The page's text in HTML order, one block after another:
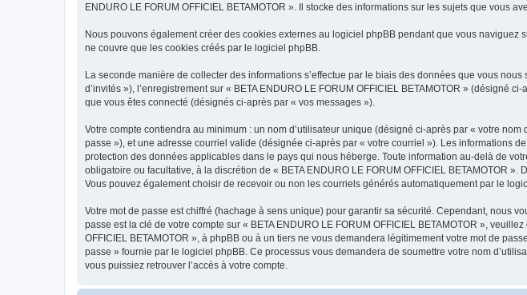
ENDURO LE FORUM OFFICIEL BETAMOTOR ». Il stocke des informations sur les sujets que vous
Nous pouvons également créer des cookies externes au logiciel phpBB pendant que vous naviguez
ne couvre que les cookies créés par le logiciel phpBB.
La seconde manière de collecter des informations s’effectue par le biais des données que vous
d’invités »), l’enregistrement sur « BETA ENDURO LE FORUM OFFICIEL BETAMOTOR »
que vous êtes connecté (désignés ci-après par « vos messages »).
Votre compte contiendra au minimum : un nom d’utilisateur unique (désigné ci-après par « votre
passe »), et une adresse courriel valide (désignée ci-après par « votre courriel »). Les informations
protection des données applicables dans le pays qui nous héberge. Toute information au-delà de
obligatoire ou facultative, à la discrétion de « BETA ENDURO LE FORUM OFFICIEL BETAMOTOR
Vous pouvez également choisir de recevoir ou non les courriels générés automatiquement par le
Votre mot de passe est chiffré (hachage à sens unique) pour garantir sa sécurité. Cependant, nous
passe est la clé de votre compte sur « BETA ENDURO LE FORUM OFFICIEL BETAMOTOR »,
OFFICIEL BETAMOTOR », à phpBB ou à un tiers ne vous demandera légitimement votre mot de
passe » fournie par le logiciel phpBB. Ce processus vous demandera de soumettre votre nom
vous puissiez retrouver l’accès à votre compte.